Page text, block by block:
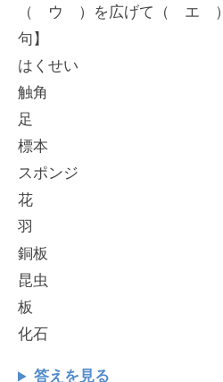
（ ウ ）を広げて（ エ ）
句】
はくせい
触角
足
標本
スポンジ
花
羽
銅板
昆虫
板
化石
答えを見る